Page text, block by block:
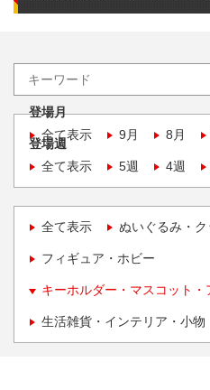
登場月
全て表示
9月 8月
登場週
全て表示
5週 4週
全て表示 ぬいぐるみ・ク
フィギュア・ホビー
キーホルダー・マスコット・
生活雑貨・インテリア・小物